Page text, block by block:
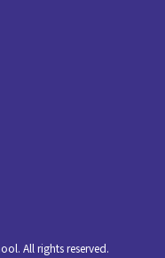
All rights reserved.